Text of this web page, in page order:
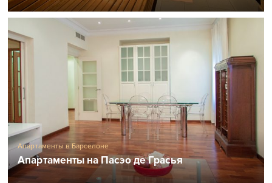
Апартаменты в Барселоне
Апартаменты на Пасэо де Грасья